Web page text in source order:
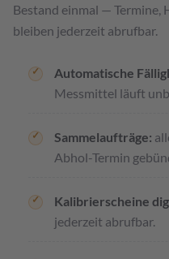
Bestand einmal —
bleiben jederzeit abrufbar.
Automatische
Messmittel läuft
Sammelaufträge:
Abhol-Termin
Kalibrierscheine
jederzeit abrufbar.